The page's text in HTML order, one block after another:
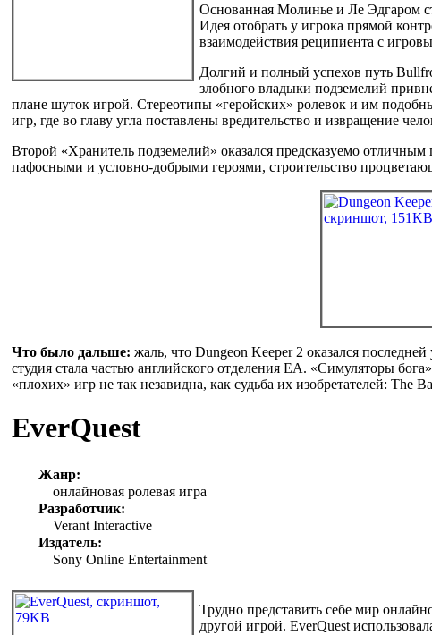
Основанная Молинье и Ле Эдгаром
Идея отобрать у игрока прямой
взаимодействия реципиента с
Долгий и полный успехов путь
злобного владыки подземелий
плане шуток игрой. Стереотипы «геройских» ролевок и им
игр, где во главу угла поставлены вредительство и извращение
Второй «Хранитель подземелий» оказался предсказуемо
пафосными и условно-добрыми героями, строительство
Что было дальше: жаль, что Dungeon Keeper 2 оказался
студия стала частью английского отделения EA. «Симуляторы
«плохих» игр не так незавидна, как судьба их изобретателей:
EverQuest
Жанр:
онлайновая ролевая игра
Разработчик:
Verant Interactive
Издатель:
Sony Online Entertainment
Трудно представить себе мир
другой игрой. EverQuest